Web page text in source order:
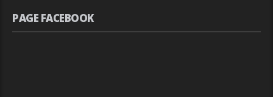
PAGE FACEBOOK